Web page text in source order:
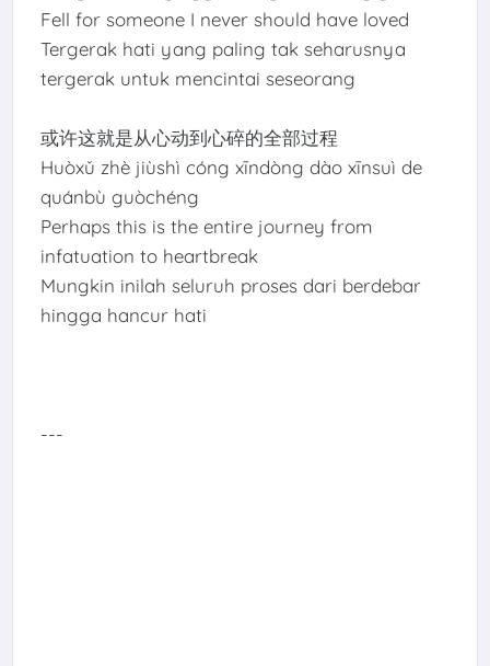
Fell for someone I never should have loved
Tergerak hati yang paling tak seharusnya
tergerak untuk mencintai seseorang
或许这就是从心动到心碎的全部过程
Huòxǔ zhè jiùshì cóng xīndòng dào xīnsuì de
quánbù guòchéng
Perhaps this is the entire journey from
infatuation to heartbreak
Mungkin inilah seluruh proses dari berdebar
hingga hancur hati
---